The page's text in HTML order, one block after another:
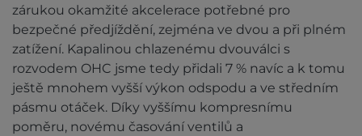
zárukou okamžité akcelerace potřebné pro
bezpečné předjíždění, zejména ve dvou a při plném
zatížení. Kapalinou chlazenému dvouválci s
rozvodem OHC jsme tedy přidali 7 % navíc a k tomu
ještě mnohem vyšší výkon odspodu a ve středním
pásmu otáček. Díky vyššímu kompresnímu
poměru, novému časování ventilů a